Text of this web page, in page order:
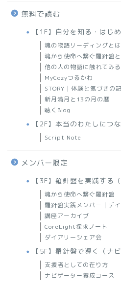
無料で読む
【1F】自分を知る・はじ
魂の物語リーディングとは
魂から使命へ繋ぐ羅針盤
他の人の物語に触れてみる
MyCozyつるかわ
STORY｜体験と気づきの
新月満月と13の月の暦
聴くBlog
【2F】本当のわたしにつ
Script Note
メンバー限定
【3F】羅針盤を実践する
魂から使命へ繋ぐ羅針盤
羅針盤実践メンバー｜デ
講座アーカイブ
CoreLight探求ノート
ダイアリーシェア会
【5F】羅針盤で導く（ナ
支援者としての在り方
ナビゲーター養成コース